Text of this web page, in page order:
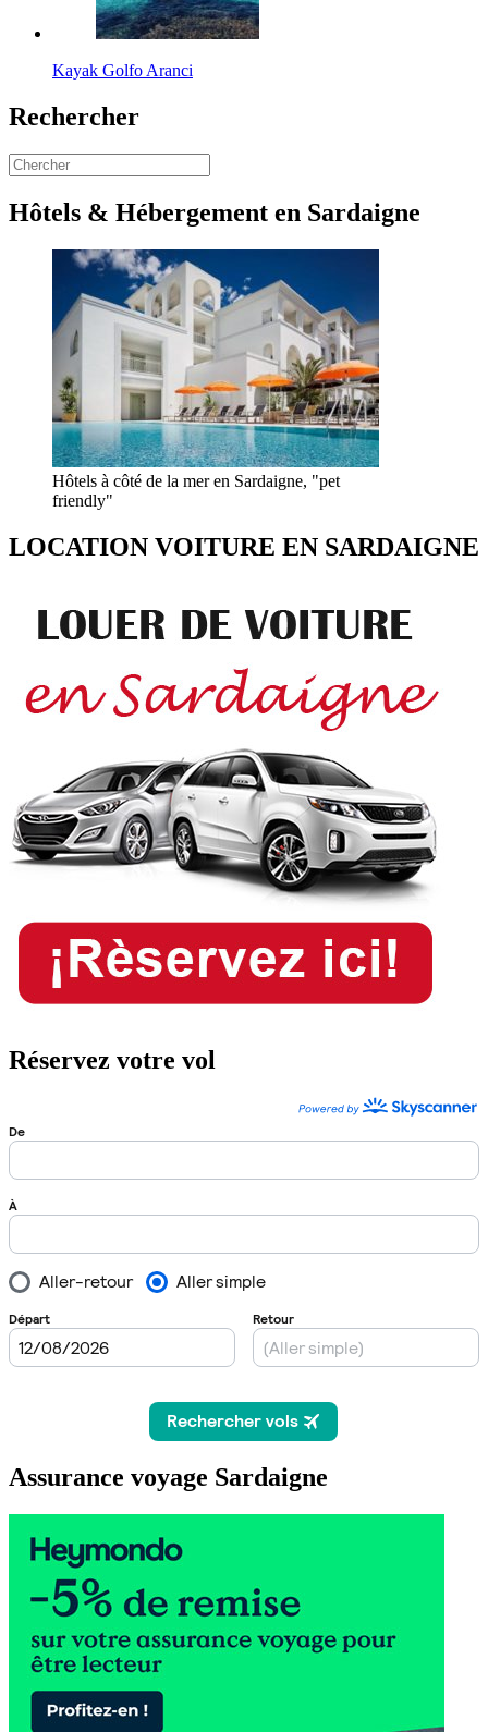
Kayak Golfo Aranci
Rechercher
Hôtels & Hébergement en Sardaigne
Hôtels à côté de la mer en Sardaigne, "pet
friendly"
LOCATION VOITURE EN SARDAIGNE
Réservez votre vol
Assurance voyage Sardaigne